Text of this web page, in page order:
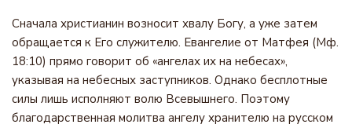
Сначала христианин возносит хвалу Богу, а уже затем
обращается к Его служителю. Евангелие от Матфея (Мф.
18:10) прямо говорит об «ангелах их на небесах»,
указывая на небесных заступников. Однако бесплотные
силы лишь исполняют волю Всевышнего. Поэтому
благодарственная молитва ангелу хранителю на русском